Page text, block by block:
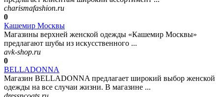
charismafashion.ru
0
Кашемир Москвы
Магазины верхней женской одежды «Кашемир Москвы»
предлагают шубы из искусственного ...
avk-shop.ru
0
BELLADONNA
Магазин BELLADONNA предлагает широкий выбор женской
одежды на все случаи жизни. В магазине ...